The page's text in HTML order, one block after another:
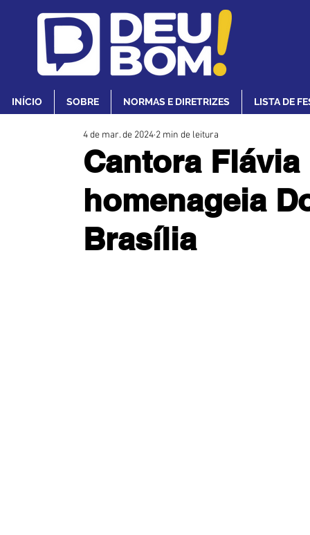
INÍCIO SOBRE NORMAS E DIRETRIZES LISTA DE
Cantora
homenageia
Brasília
4 de mar. de 2024 2 min de leitura